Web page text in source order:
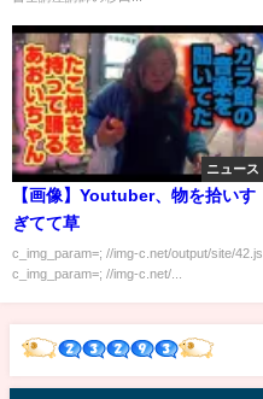
ニュース
【画像】Youtuber、物を拾いす
ぎてて草
c_img_param=; //img-c.net/output/site/42.js
c_img_param=; //img-c.net/...